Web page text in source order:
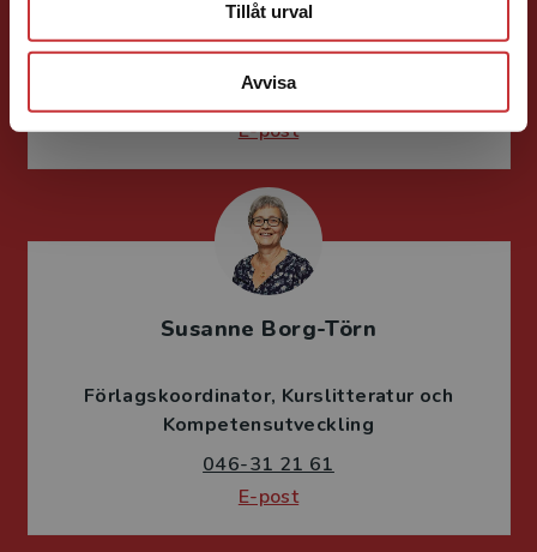
Tillåt urval
Avvisa
Juridik, kriminologi och polis
046-31 22 91
E-post
Susanne Borg-Törn
Förlagskoordinator Kurslitteratur och
Kompetensutveckling
046-31 21 61
E-post